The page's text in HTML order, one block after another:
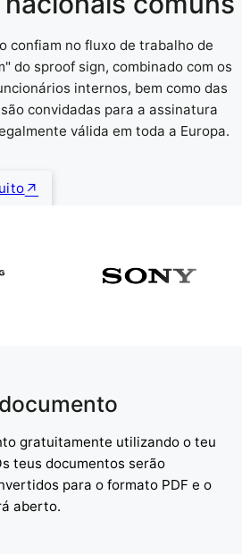
confiam no fluxo de trabalho de
do sproof sign, combinado com os
internos, bem como das
convidadas para a assinatura
válida em toda a Europa.
gratuitamente utilizando o teu
teus documentos serão
para o formato PDF e o
aberto.